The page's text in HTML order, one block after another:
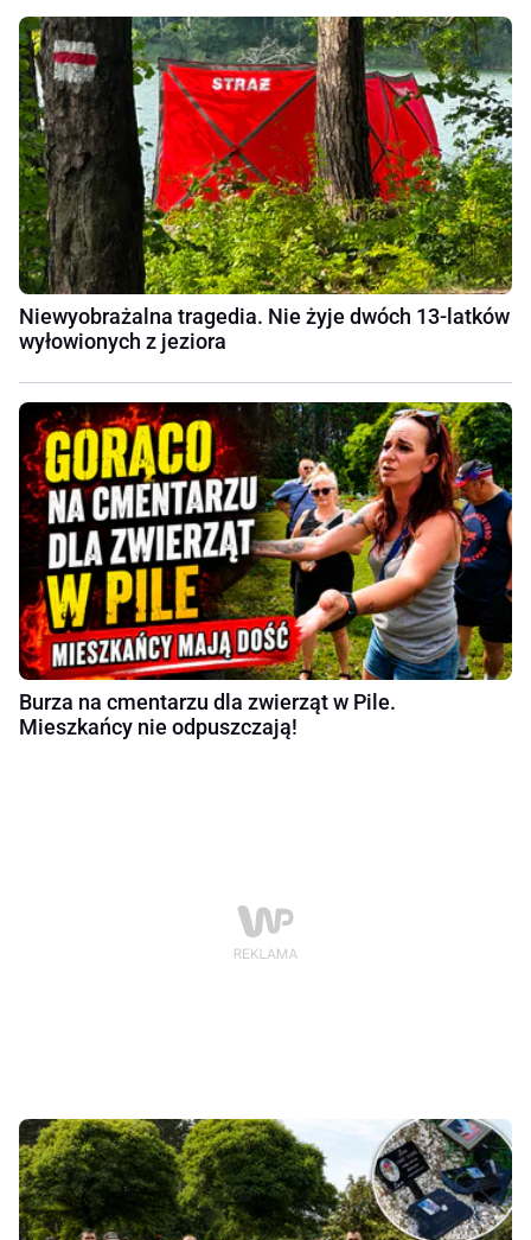
Niewyobrażalna tragedia. Nie żyje dwóch 13-latków
wyłowionych z jeziora
Burza na cmentarzu dla zwierząt w Pile.
Mieszkańcy nie odpuszczają!